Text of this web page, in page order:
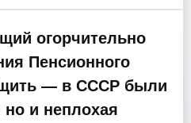
огорчительно
Пенсионного
— в СССР были
но и неплохая